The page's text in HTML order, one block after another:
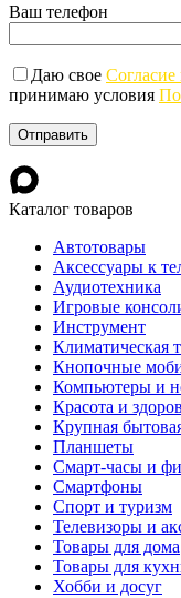
Ваш телефон
Даю свое
принимаю условия
Каталог товаров
Автотовары
Аксессуары к
Аудиотехника
Игровые
Инструмент
Климатическая
Кнопочные
Компьютеры и
Красота и
Крупная
Планшеты
Смарт-часы и
Смартфоны
Спорт и туризм
Телевизоры и
Товары для дома
Товары для
Хобби и досуг